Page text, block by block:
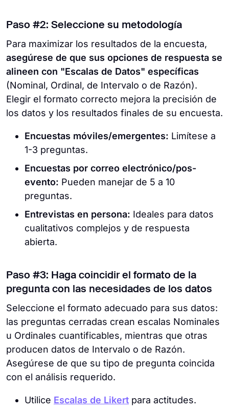
Paso #2: Seleccione su metodología
Para maximizar los resultados de la encuesta,
asegúrese de que sus opciones de respuesta se
alineen con "Escalas de Datos" específicas
(Nominal, Ordinal, de Intervalo o de Razón).
Elegir el formato correcto mejora la precisión de
los datos y los resultados finales de su encuesta.
Encuestas móviles/emergentes: Limítese a
1-3 preguntas.
Encuestas por correo electrónico/pos-
evento: Pueden manejar de 5 a 10
preguntas.
Entrevistas en persona: Ideales para datos
cualitativos complejos y de respuesta
abierta.
Paso #3: Haga coincidir el formato de la
pregunta con las necesidades de los datos
Seleccione el formato adecuado para sus datos:
las preguntas cerradas crean escalas Nominales
u Ordinales cuantificables, mientras que otras
producen datos de Intervalo o de Razón.
Asegúrese de que su tipo de pregunta coincida
con el análisis requerido.
Utilice Escalas de Likert para actitudes.